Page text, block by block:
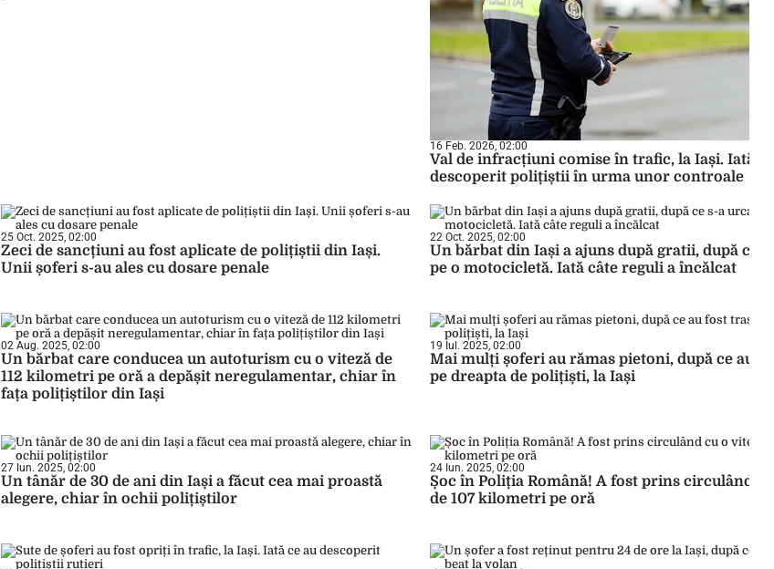
16 Feb. 2026, 02:00
Val de infracțiuni comise în trafic, la Iași. Iată
descoperit polițiștii în urma unor controale
25 Oct. 2025, 02:00
Zeci de sancțiuni au fost aplicate de polițiștii din Iași.
Unii șoferi s-au ales cu dosare penale
22 Oct. 2025, 02:00
Un bărbat din Iași a ajuns după gratii, după ce
pe o motocicletă. Iată câte reguli a încălcat
02 Aug. 2025, 02:00
Un bărbat care conducea un autoturism cu o viteză de
112 kilometri pe oră a depășit neregulamentar, chiar în
fața polițiștilor din Iași
19 Iul. 2025, 02:00
Mai mulți șoferi au rămas pietoni, după ce au
pe dreapta de polițiști, la Iași
27 Iun. 2025, 02:00
Un tânăr de 30 de ani din Iași a făcut cea mai proastă
alegere, chiar în ochii polițiștilor
24 Iun. 2025, 02:00
Șoc în Poliția Română! A fost prins circulând
de 107 kilometri pe oră